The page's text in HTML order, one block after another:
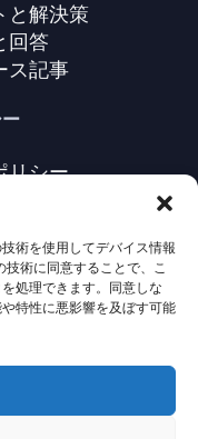
術を使用してデバイス情報
術に同意することで、こ
処理できます。同意しな
特性に悪影響を及ぼす可能
と解決策
回答
ス記事
リシー
バシーポリシー
約
ストール
ポリシ
全て保護されていま
す。